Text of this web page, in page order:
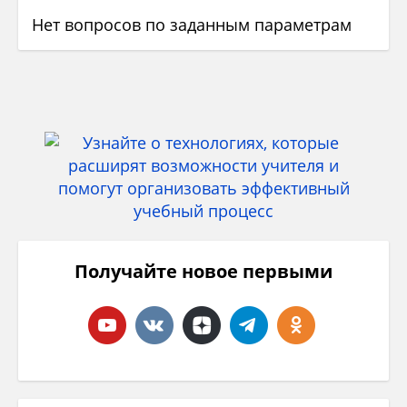
Нет вопросов по заданным параметрам
Получайте новое первыми